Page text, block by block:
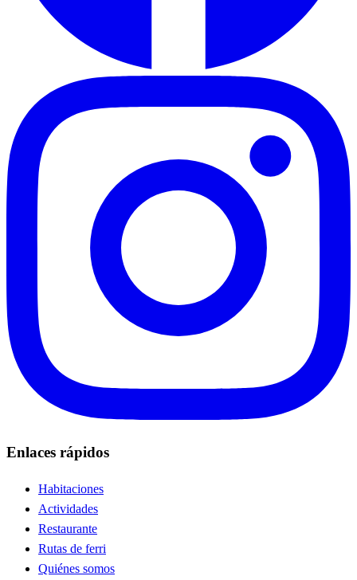
Enlaces rápidos
Habitaciones
Actividades
Restaurante
Rutas de ferri
Quiénes somos